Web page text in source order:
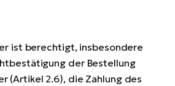
ist berechtigt, insbesondere
der Bestellung
(Artikel 2.6), die Zahlung des